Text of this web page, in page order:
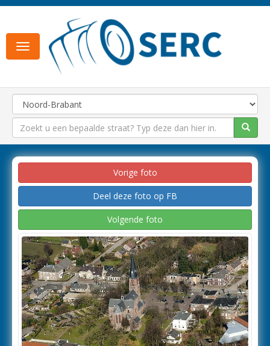
Toggle
navigation
Vorige foto
Deel deze foto op FB
Volgende foto